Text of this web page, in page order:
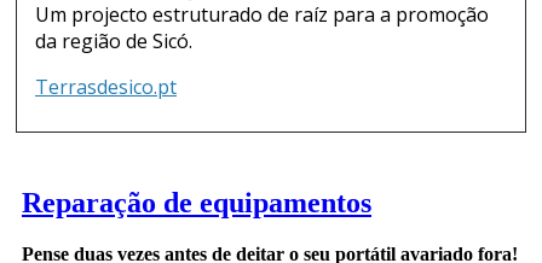
Um projecto estruturado de raíz para a promoção
da região de Sicó.
Terrasdesico.pt
Reparação de equipamentos
Pense duas vezes antes de deitar o seu portátil avariado fora!